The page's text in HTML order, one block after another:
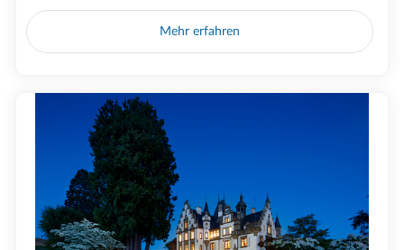
Mehr erfahren